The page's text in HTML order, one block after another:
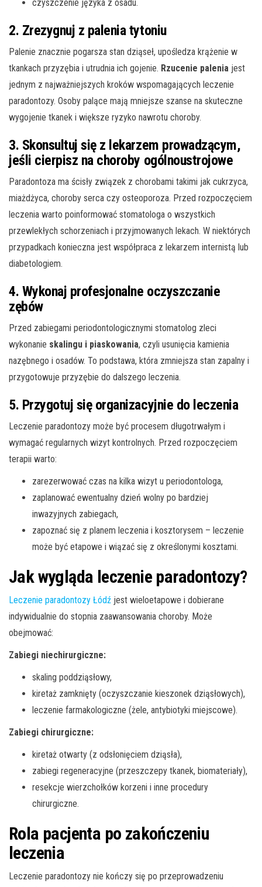
czyszczenie języka z osadu.
2. Zrezygnuj z palenia tytoniu
Palenie znacznie pogarsza stan dziąseł, upośledza krążenie w
tkankach przyzębia i utrudnia ich gojenie. Rzucenie palenia jest
jednym z najważniejszych kroków wspomagających leczenie
paradontozy. Osoby palące mają mniejsze szanse na skuteczne
wygojenie tkanek i większe ryzyko nawrotu choroby.
3. Skonsultuj się z lekarzem prowadzącym,
jeśli cierpisz na choroby ogólnoustrojowe
Paradontoza ma ścisły związek z chorobami takimi jak cukrzyca,
miażdżyca, choroby serca czy osteoporoza. Przed rozpoczęciem
leczenia warto poinformować stomatologa o wszystkich
przewlekłych schorzeniach i przyjmowanych lekach. W niektórych
przypadkach konieczna jest współpraca z lekarzem internistą lub
diabetologiem.
4. Wykonaj profesjonalne oczyszczanie
zębów
Przed zabiegami periodontologicznymi stomatolog zleci
wykonanie skalingu i piaskowania, czyli usunięcia kamienia
nazębnego i osadów. To podstawa, która zmniejsza stan zapalny i
przygotowuje przyzębie do dalszego leczenia.
5. Przygotuj się organizacyjnie do leczenia
Leczenie paradontozy może być procesem długotrwałym i
wymagać regularnych wizyt kontrolnych. Przed rozpoczęciem
terapii warto:
zarezerwować czas na kilka wizyt u periodontologa,
zaplanować ewentualny dzień wolny po bardziej
inwazyjnych zabiegach,
zapoznać się z planem leczenia i kosztorysem – leczenie
może być etapowe i wiązać się z określonymi kosztami.
Jak wygląda leczenie paradontozy?
Leczenie paradontozy Łódź jest wieloetapowe i dobierane
indywidualnie do stopnia zaawansowania choroby. Może
obejmować:
Zabiegi niechirurgiczne:
skaling poddziąsłowy,
kiretaż zamknięty (oczyszczanie kieszonek dziąsłowych),
leczenie farmakologiczne (żele, antybiotyki miejscowe).
Zabiegi chirurgiczne:
kiretaż otwarty (z odsłonięciem dziąsła),
zabiegi regeneracyjne (przeszczepy tkanek, biomateriały),
resekcje wierzchołków korzeni i inne procedury
chirurgiczne.
Rola pacjenta po zakończeniu
leczenia
Leczenie paradontozy nie kończy się po przeprowadzeniu